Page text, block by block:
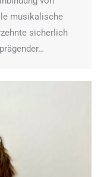
musikalische
sicherlich